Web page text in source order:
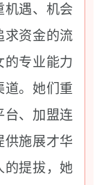
机遇、机会
求资金的流
的专业能力
道。她们重
台、加盟连
供施展才华
的提拔，她